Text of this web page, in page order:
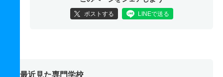
ポストする LINEで送る
最近見た専門学校